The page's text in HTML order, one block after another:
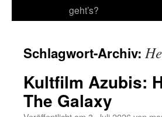
geht’s?
Schlagwort-Archiv:
Kultfilm Azubis:
The Galaxy